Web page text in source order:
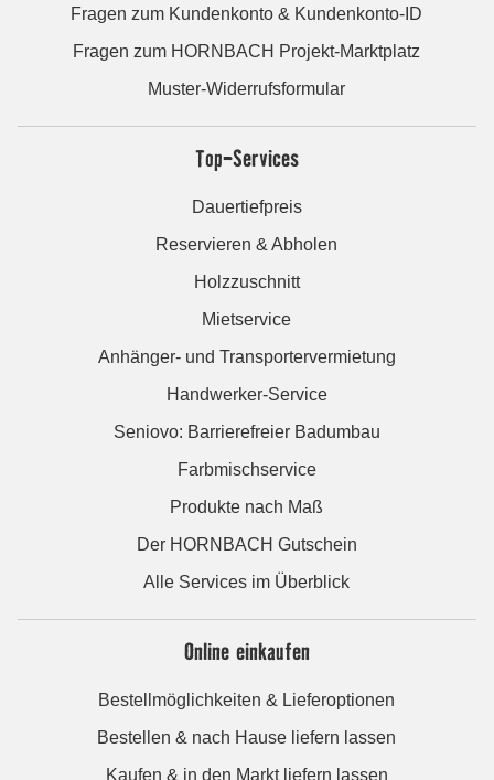
Fragen zum Kundenkonto & Kundenkonto-ID
Fragen zum HORNBACH Projekt-Marktplatz
Muster-Widerrufsformular
Top-Services
Dauertiefpreis
Reservieren & Abholen
Holzzuschnitt
Mietservice
Anhänger- und Transportervermietung
Handwerker-Service
Seniovo: Barrierefreier Badumbau
Farbmischservice
Produkte nach Maß
Der HORNBACH Gutschein
Alle Services im Überblick
Online einkaufen
Bestellmöglichkeiten & Lieferoptionen
Bestellen & nach Hause liefern lassen
Kaufen & in den Markt liefern lassen